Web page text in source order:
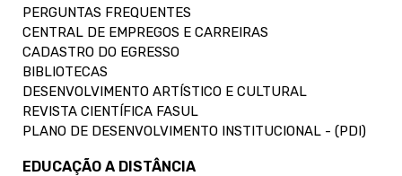
PERGUNTAS FREQUENTES
CENTRAL DE EMPREGOS E CARREIRAS
CADASTRO DO EGRESSO
BIBLIOTECAS
DESENVOLVIMENTO ARTÍSTICO E CULTURAL
REVISTA CIENTÍFICA FASUL
PLANO DE DESENVOLVIMENTO INSTITUCIONAL - (PDI)
EDUCAÇÃO A DISTÂNCIA